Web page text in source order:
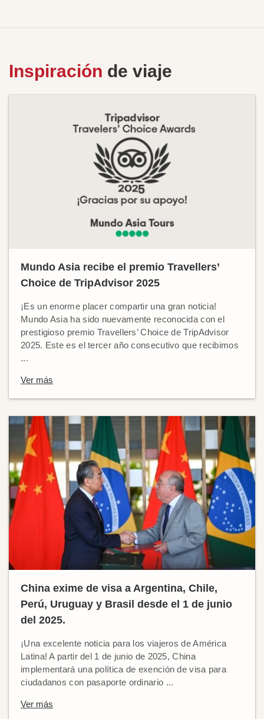
Inspiración de viaje
Mundo Asia recibe el premio Travellers’
Choice de TripAdvisor 2025
¡Es un enorme placer compartir una gran noticia!
Mundo Asia ha sido nuevamente reconocida con el
prestigioso premio Travellers’ Choice de TripAdvisor
2025. Este es el tercer año consecutivo que recibimos
...
Ver más
China exime de visa a Argentina, Chile,
Perú, Uruguay y Brasil desde el 1 de junio
del 2025.
¡Una excelente noticia para los viajeros de América
Latina! A partir del 1 de junio de 2025, China
implementará una política de exención de visa para
ciudadanos con pasaporte ordinario ...
Ver más